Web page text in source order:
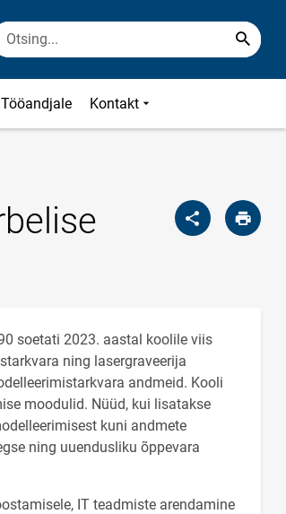
Tööandjale Kontakt
soetati 2023. aastal koolile viis
ning lasergraveerija
andmeid. Kooli
moodulid. Nüüd, kui lisatakse
kuni andmete
ning uuendusliku õppevara
IT teadmiste arendamine